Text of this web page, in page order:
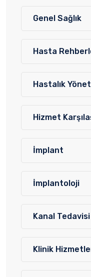
Genel Sağlık
Hasta
Hastalık
Hizmet
İmplant
İmplantoloji
Kanal Tedavisi
Klinik